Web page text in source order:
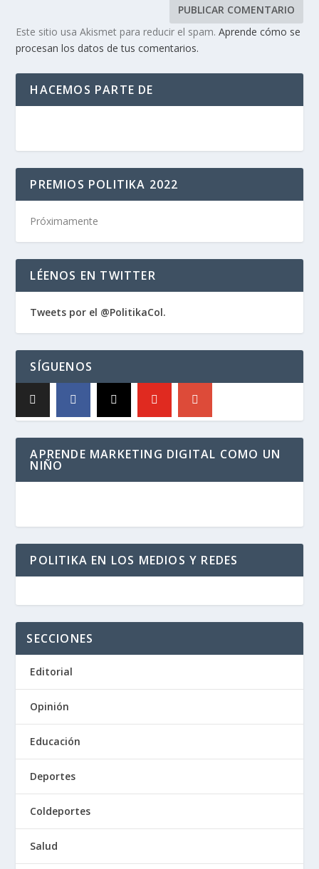
Este sitio usa Akismet para reducir el spam.Aprende cómo se
procesan los datos de tus comentarios.
HACEMOS PARTE DE
PREMIOS POLITIKA 2022
Próximamente
LÉENOS EN TWITTER
Tweets por el @PolitikaCol.
SÍGUENOS
APRENDE MARKETING DIGITAL COMO UN
NIÑO
POLITIKA EN LOS MEDIOS Y REDES
SECCIONES
Editorial
Opinión
Educación
Deportes
Coldeportes
Salud